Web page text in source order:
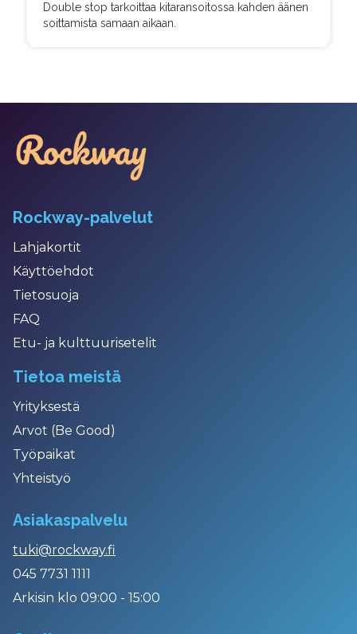
Double stop tarkoittaa kitaransoitossa kahden äänen
soittamista samaan aikaan.
Rockway-palvelut
Lahjakortit
Käyttöehdot
Tietosuoja
FAQ
Etu- ja kulttuurisetelit
Tietoa meistä
Yrityksestä
Arvot (Be Good)
Työpaikat
Yhteistyö
Asiakaspalvelu
tuki@rockway.fi
045 7731 1111
Arkisin klo 09:00 - 15:00